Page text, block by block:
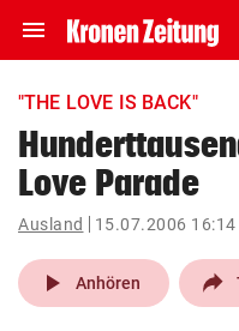
menu Navigation
ein-/ausklappen
account_circle Anmelden
pin_drop
Wien
"THE LOVE IS BACK"
Love Parade
Ausland 15.07.2006 16:14
play_arrow Anhören